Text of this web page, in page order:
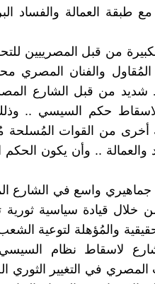
العمالة والفساد
من قبل المصرييين
المُقاول والفنان المصري
شديد من قبل الشارع
لاسقاط حكم السيسي ..
أخرى من القوات المُسلحة
.. وأن يكون الحكم
جماهيري واسع في الشارع
خلال قيادة سياسية
والمُؤهلة لتوعية
لاسقاط نظام
في التغيير الثوري